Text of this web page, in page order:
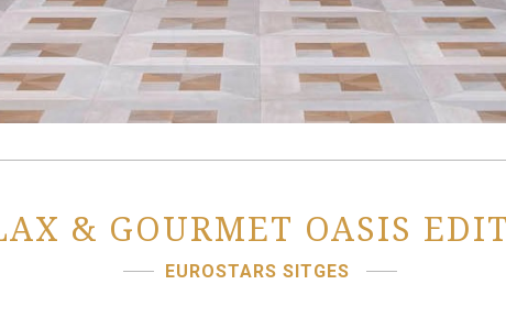
& GOURMET OASIS
EUROSTARS SITGES